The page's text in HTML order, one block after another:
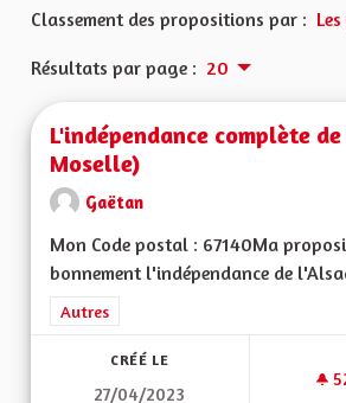
Classement des propositions par :
Résultats par page : 20
L'indépendance complète
Moselle)
Gaëtan
Mon Code postal : 67140Ma
bonnement l'indépendance de
Filtrer les résultats de la catégorie :
Autres
CRÉÉ LE
27/04/2023